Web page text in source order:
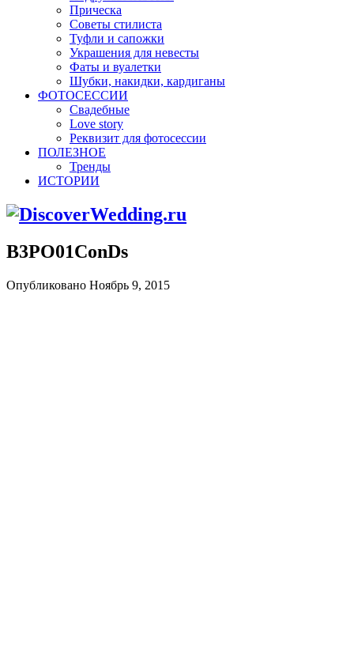
Прическа
Советы стилиста
Туфли и сапожки
Украшения для невесты
Фаты и вуалетки
Шубки, накидки, кардиганы
ФОТОСЕССИИ
Свадебные
Love story
Реквизит для фотосессии
ПОЛЕЗНОЕ
Тренды
ИСТОРИИ
B3PO01ConDs
Опубликовано Ноябрь 9, 2015